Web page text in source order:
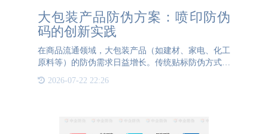
大包装产品防伪方案：喷印防伪
码的创新实践
在商品流通领域，大包装产品（如建材、家电、化工
原料等）的防伪需求日益增长。传统贴标防伪方式因
标签面积大、易脱落、成本高、影响美观等问题逐渐
难以满足市场需求。针对这一痛点，喷印防伪码技术
2026-07-22 22:26